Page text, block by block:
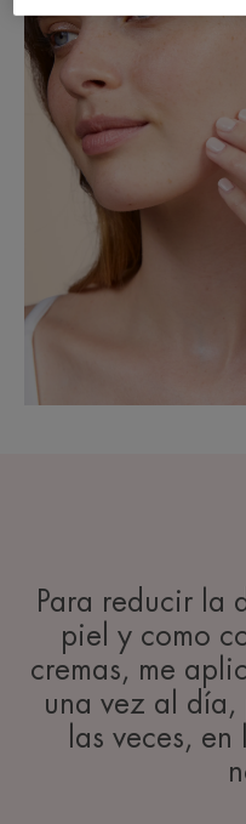
Para reducir la
piel y como
cremas, me
una vez al
las veces,